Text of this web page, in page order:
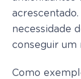
necessidade
conseguir um
Como